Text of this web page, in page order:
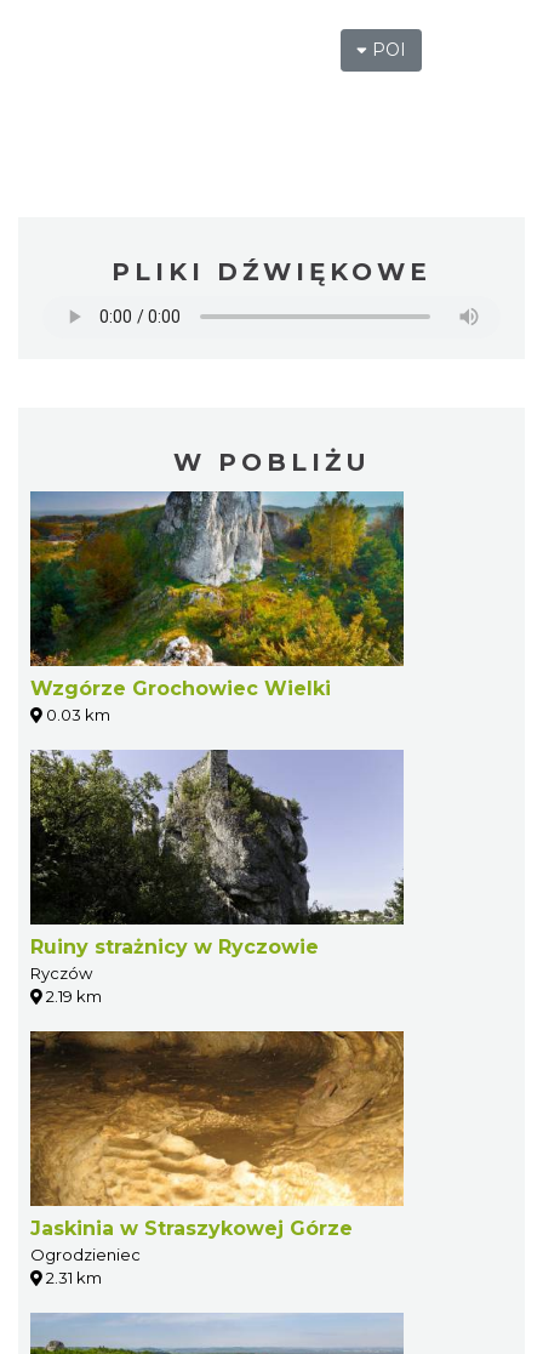
POI
PLIKI DŹWIĘKOWE
W POBLIŻU
Wzgórze Grochowiec Wielki
0.03 km
Ruiny strażnicy w Ryczowie
Ryczów
2.19 km
Jaskinia w Straszykowej Górze
Ogrodzieniec
2.31 km